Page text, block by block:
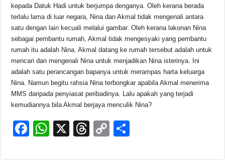
kepada Datuk Hadi untuk berjumpa denganya. Oleh kerana berada
terlalu lama di luar negara, Nina dan Akmal tidak mengenali antara
satu dengan lain kecuali melalui gambar. Oleh kerana lakonan Nina
sebagai pembantu rumah, Akmal tidak mengesyaki yang pembantu
rumah itu adalah Nina. Akmal datang ke rumah tersebut adalah untuk
mencari dan mengenali Nina untuk menjadikan Nina isterinya. Ini
adalah satu perancangan bapanya untuk merampas harta keluarga
Nina. Namun begitu rahsia Nina terbongkar apabila Akmal menerima
MMS daripada penyiasat peribadinya. Lalu apakah yang terjadi
kemudiannya bila Akmal berjaya menculik Nina?
F
W
X
T
C